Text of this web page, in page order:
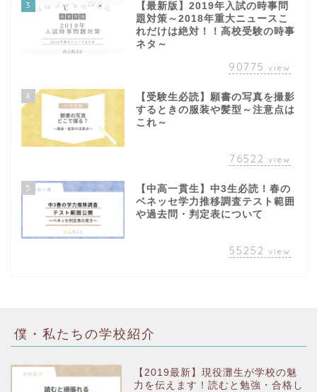
3
【最新版】2019年入試の時事問
題対策～2018年重大ニュースこ
れだけは絶対！！高校受験の時事
ネタ～
90775 view
4
【受験生必読】願書の写真を撮影
するときの服装や髪型～注意点は
これ～
76522 view
5
【中高一貫生】中3生必読！春の
ベネッセ学力推移調査テスト範囲
や過去問・判定表について
55252 view
僕・私たちの学校紹介
【2019最新】現役灘生が学校の魅
力を伝えます！読むと勉強・合格し